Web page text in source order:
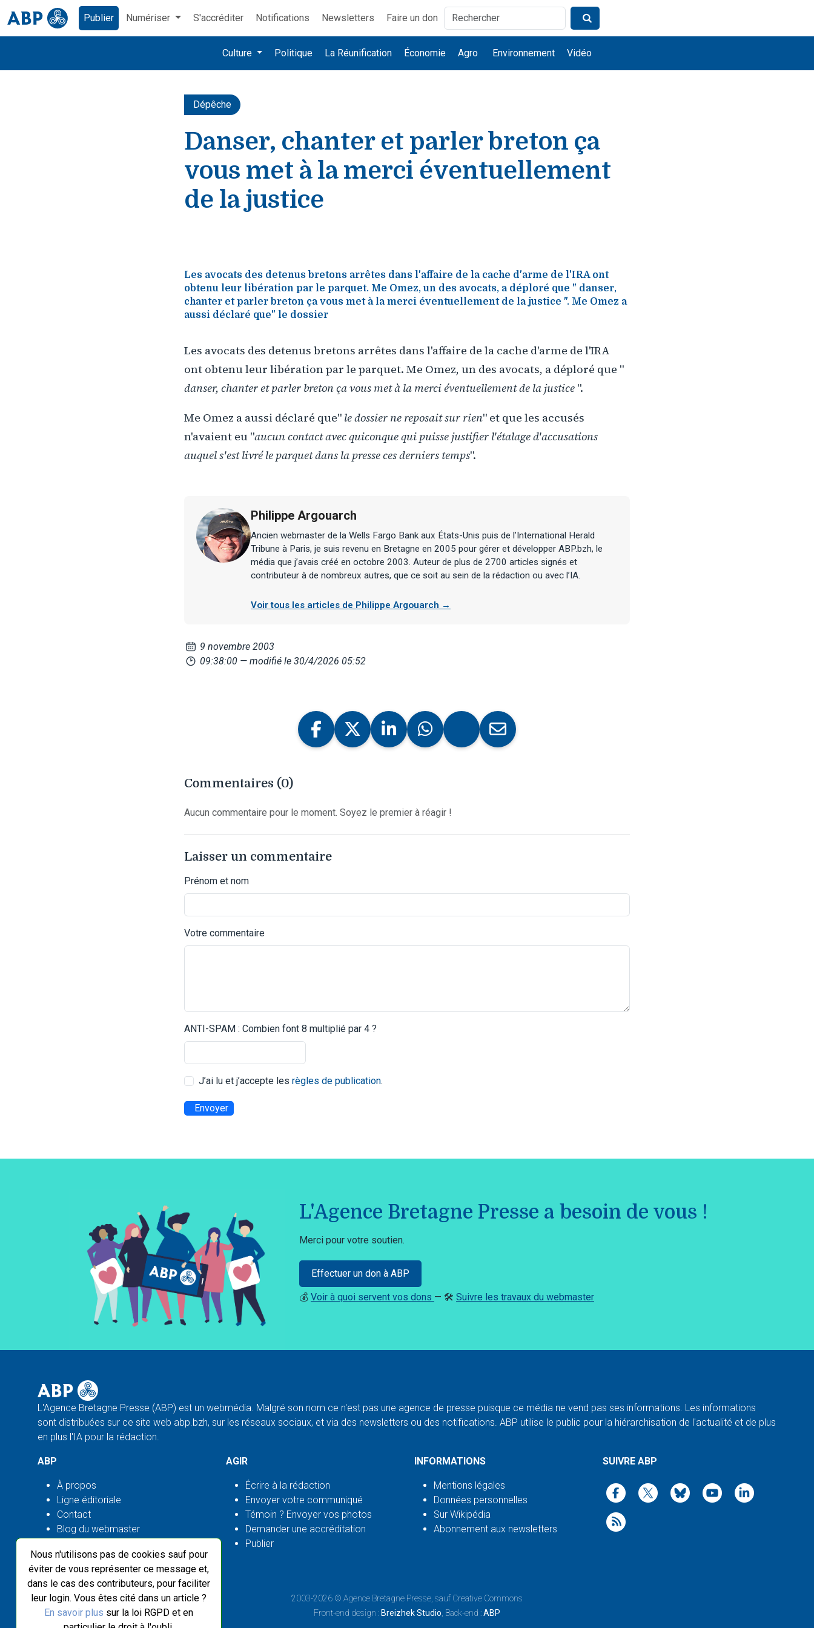
Nous n'utilisons pas de cookies sauf pour
éviter de vous représenter ce message et,
dans le cas des contributeurs, pour faciliter
leur login. Vous êtes cité dans un article ?
En savoir plus sur la loi RGPD et en
Publier Numériser S'accréditer Notifications Newsletters Faire un don
Culture Politique La Réunification Économie Agro Environnement Vidéo
Dépêche
Danser, chanter et parler breton ça
vous met à la merci éventuellement
de la justice
Les avocats des detenus bretons arrêtes dans l'affaire de la cache d'arme de l'IRA ont
obtenu leur libération par le parquet. Me Omez, un des avocats, a déploré que " danser,
chanter et parler breton ça vous met à la merci éventuellement de la justice ". Me Omez a
aussi déclaré que" le dossier
Les avocats des detenus bretons arrêtes dans l'affaire de la cache d'arme de l'IRA
ont obtenu leur libération par le parquet. Me Omez, un des avocats, a déploré que "
danser, chanter et parler breton ça vous met à la merci éventuellement de la justice ".
Me Omez a aussi déclaré que" le dossier ne reposait sur rien" et que les accusés
n'avaient eu "aucun contact avec quiconque qui puisse justifier l'étalage d'accusations
auquel s'est livré le parquet dans la presse ces derniers temps".
Philippe Argouarch
Ancien webmaster de la Wells Fargo Bank aux États-Unis puis de l’International Herald
Tribune à Paris, je suis revenu en Bretagne en 2005 pour gérer et développer ABP.bzh, le
média que j’avais créé en octobre 2003. Auteur de plus de 2700 articles signés et
contributeur à de nombreux autres, que ce soit au sein de la rédaction ou avec l’IA.
Voir tous les articles de Philippe Argouarch →
9 novembre 2003
09:38:00 — modifié le 30/4/2026 05:52
Commentaires (0)
Aucun commentaire pour le moment. Soyez le premier à réagir !
Laisser un commentaire
Prénom et nom
Votre commentaire
ANTI-SPAM : Combien font 8 multiplié par 4 ?
J’ai lu et j’accepte les règles de publication.
Envoyer
L'Agence Bretagne Presse a besoin de vous !
Merci pour votre soutien.
Effectuer un don à ABP
💰 Voir à quoi servent vos dons — 🛠️ Suivre les travaux du webmaster
L'Agence Bretagne Presse (ABP) est un webmédia. Malgré son nom ce n'est pas une agence de presse puisque ce média ne vend pas ses informations. Les informations
sont distribuées sur ce site web abp.bzh, sur les réseaux sociaux, et via des newsletters ou des notifications. ABP utilise le public pour la hiérarchisation de l'actualité et de plus
en plus l'IA pour la rédaction.
ABP
À propos
Ligne éditoriale
Contact
Blog du webmaster
AGIR
Écrire à la rédaction
Envoyer votre communiqué
Témoin ? Envoyer vos photos
Demander une accréditation
Publier
INFORMATIONS
Mentions légales
Données personnelles
Sur Wikipédia
Abonnement aux newsletters
SUIVRE ABP
2003-2026 © Agence Bretagne Presse , sauf Creative Commons
Front-end design : Breizhek Studio , Back-end :ABP